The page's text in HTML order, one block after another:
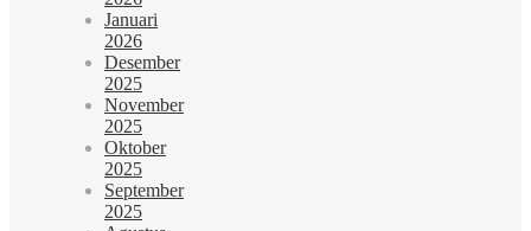
Januari
2026
Desember
2025
November
2025
Oktober
2025
September
2025